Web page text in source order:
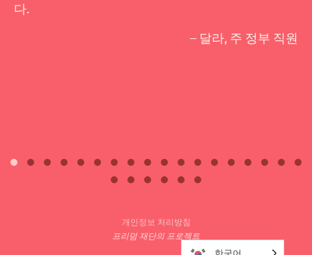
다.
– 달라, 주 정부 직원
개인정보 처리방침
프리덤 재단의 프로젝트